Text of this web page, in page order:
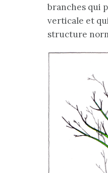
branches qui
verticale et
structure